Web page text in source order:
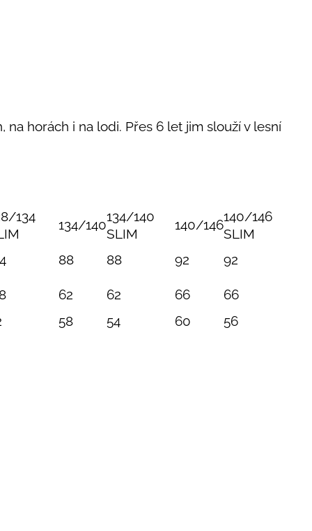
horách i na lodi. Přes 6 let jim slouží v lesní
134
134/140
134/140
SLIM
140/146
140/146
SLIM
88 88 92
92
62 62 66
66
58 54 60 56